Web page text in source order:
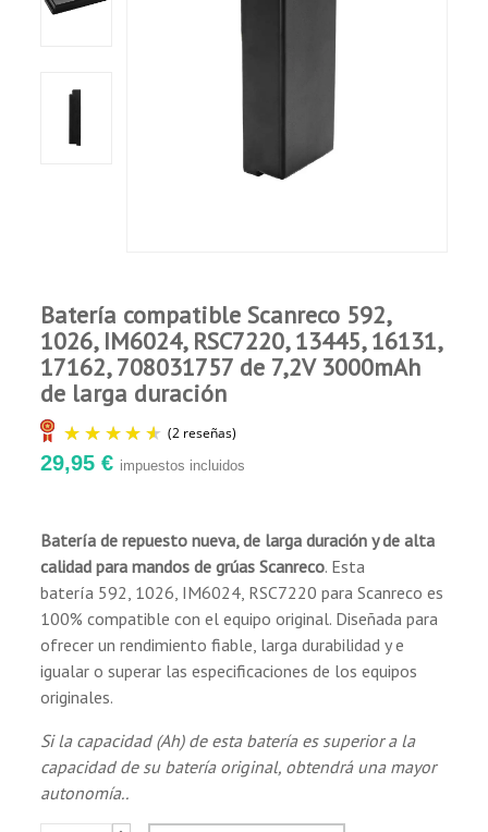
Batería compatible Scanreco 592,
1026, IM6024, RSC7220, 13445, 16131,
17162, 708031757 de 7,2V 3000mAh
de larga duración
(2 reseñas)
29,95 € impuestos incluidos
Batería de repuesto nueva, de larga duración y de alta
calidad para mandos de grúas Scanreco. Esta
batería 592, 1026, IM6024, RSC7220 para Scanreco es
100% compatible con el equipo original. Diseñada para
ofrecer un rendimiento fiable, larga durabilidad y e
igualar o superar las especificaciones de los equipos
originales.
Si la capacidad (Ah) de esta batería es superior a la
capacidad de su batería original, obtendrá una mayor
autonomía..
(Fecha del
Entrega rápida. Muito bom!